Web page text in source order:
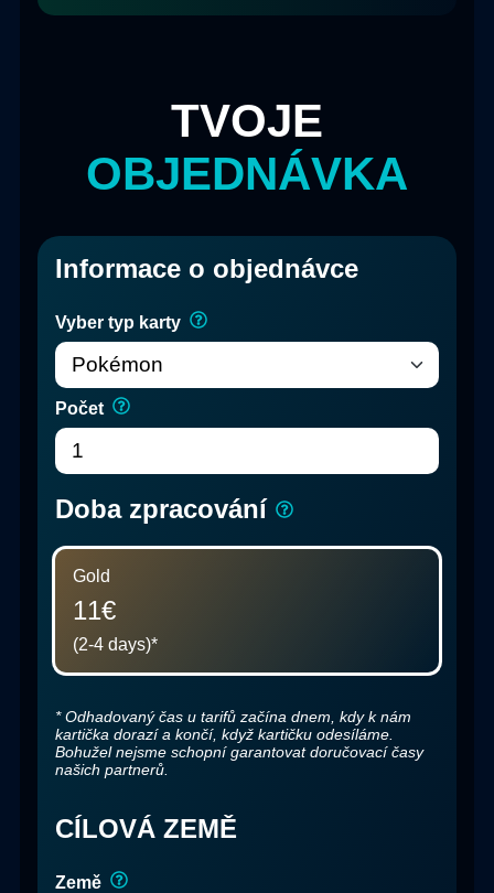
TVOJE
OBJEDNÁVKA
Informace o objednávce
Vyber typ karty
Počet
Doba zpracování
Gold
11€
(2-4 days)*
* Odhadovaný čas u tarifů začína dnem, kdy k nám
kartička dorazí a končí, když kartičku odesíláme.
Bohužel nejsme schopní garantovat doručovací časy
našich partnerů.
CÍLOVÁ ZEMĚ
Země